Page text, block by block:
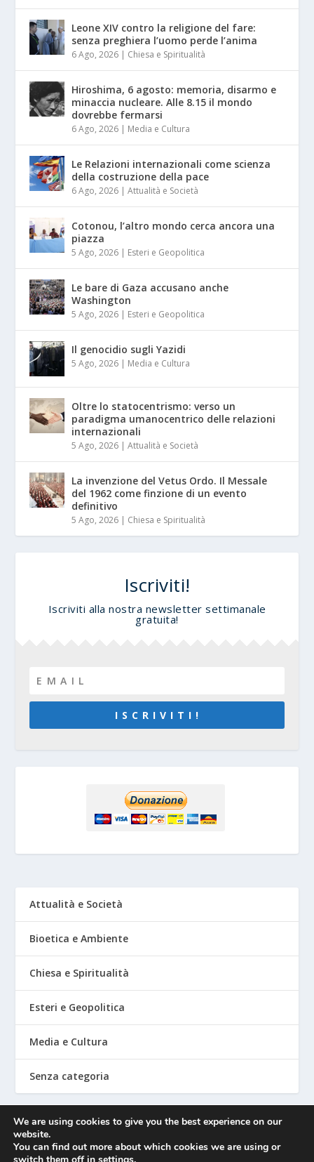
Leone XIV contro la religione del fare:
senza preghiera l’uomo perde l’anima
6 Ago, 2026 | Chiesa e Spiritualità
Hiroshima, 6 agosto: memoria, disarmo e
minaccia nucleare. Alle 8.15 il mondo
dovrebbe fermarsi
6 Ago, 2026 | Media e Cultura
Le Relazioni internazionali come scienza
della costruzione della pace
6 Ago, 2026 |Attualità e Società
Cotonou, l’altro mondo cerca ancora una
piazza
5 Ago, 2026 | Esteri e Geopolitica
Le bare di Gaza accusano anche
Washington
5 Ago, 2026 | Esteri e Geopolitica
Il genocidio sugli Yazidi
5 Ago, 2026 | Media e Cultura
Oltre lo statocentrismo: verso un
paradigma umanocentrico delle relazioni
internazionali
5 Ago, 2026 |Attualità e Società
La invenzione del Vetus Ordo. Il Messale
del 1962 come finzione di un evento
definitivo
5 Ago, 2026 | Chiesa e Spiritualità
Iscriviti!
Iscriviti alla nostra newsletter settimanale
gratuita!
I S C R I V I T I !
Attualità e Società
Bioetica e Ambiente
Chiesa e Spiritualità
Esteri e Geopolitica
Media e Cultura
Senza categoria
Mediafighter
We are using cookies to give you the best experience on our
website.
You can find out more about which cookies we are using or